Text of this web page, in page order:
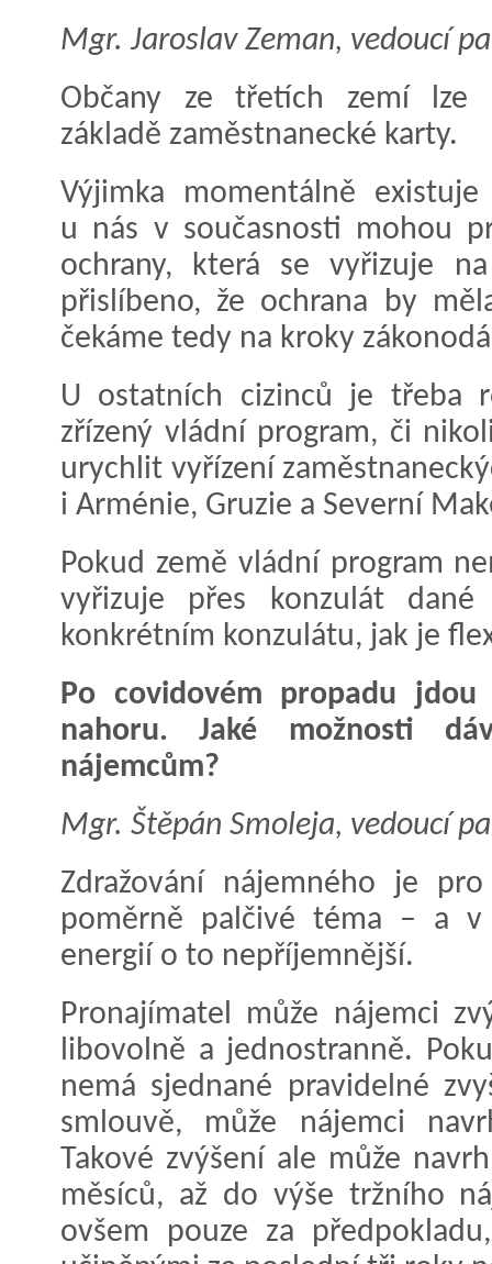
Mgr. Jaroslav Zeman, vedoucí
Občany ze třetích zemí lze
základě zaměstnanecké karty.
Výjimka momentálně
u nás v současnosti mohou
ochrany, která se vyřizuje
přislíbeno, že ochrana by
čekáme tedy na kroky
U ostatních cizinců je třeba
zřízený vládní program, či
urychlit vyřízení
i Arménie, Gruzie a Severní
Pokud země vládní program
vyřizuje přes konzulát
konkrétním konzulátu, jak je
Po covidovém propadu
nahoru. Jaké možnosti
nájemcům?
Mgr. Štěpán Smoleja, vedoucí
Zdražování nájemného je
poměrně palčivé téma – a v
energií o to nepříjemnější.
Pronajímatel může nájemci
libovolně a jednostranně.
nemá sjednané pravidelné
smlouvě, může nájemci
Takové zvýšení ale může
měsíců, až do výše tržního
ovšem pouze za